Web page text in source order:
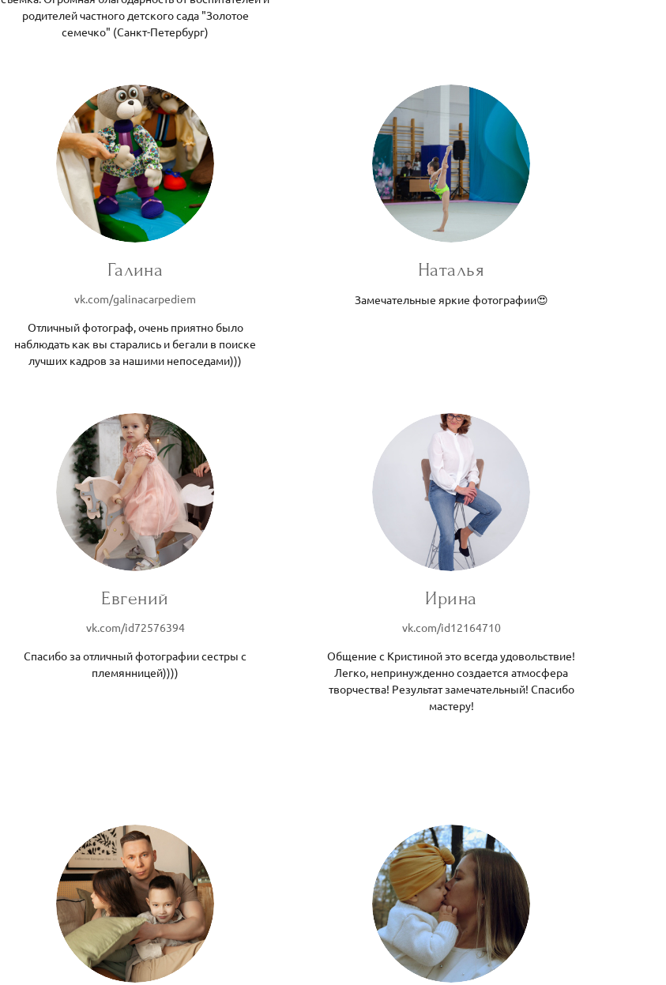
родителей частного детского сада "Золотое
семечко" (Санкт-Петербург)
Галина
vk.com/galinacarpediem
Отличный фотограф, очень приятно было
наблюдать как вы старались и бегали в поиске
лучших кадров за нашими непоседами)))
Наталья
Замечательные яркие фотографии😍
Евгений
vk.com/id72576394
Спасибо за отличный фотографии сестры с
племянницей))))
Ирина
vk.com/id12164710
Общение с Кристиной это всегда удовольствие!
Легко, непринужденно создается атмосфера
творчества! Результат замечательный! Спасибо
мастеру!